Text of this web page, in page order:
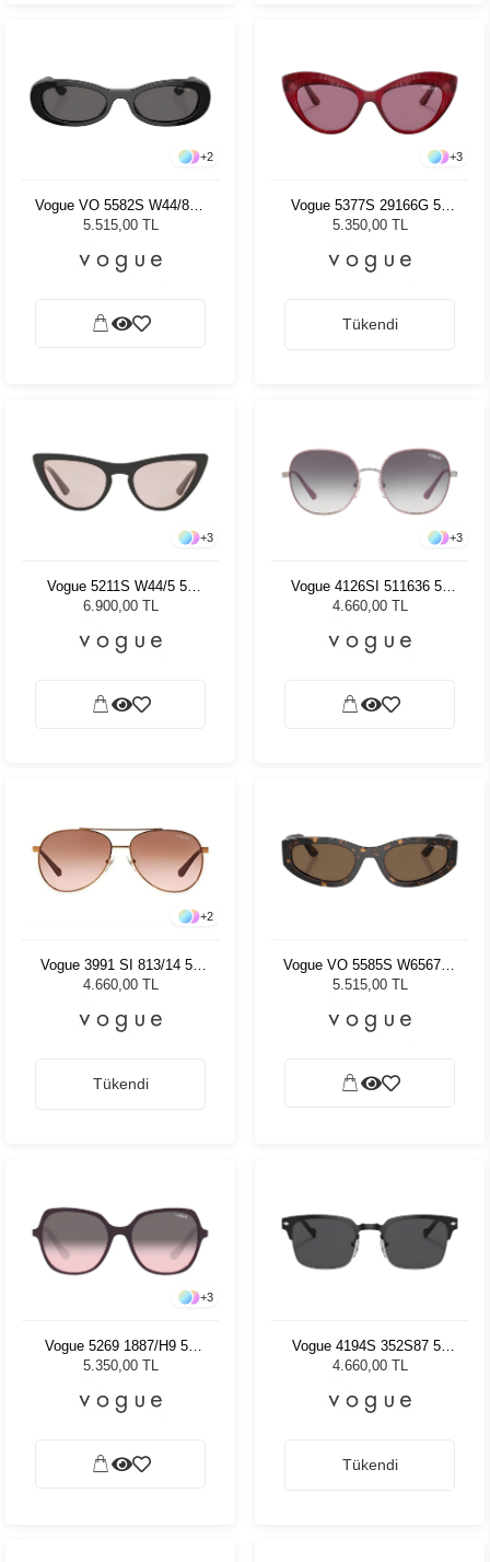
+2
Vogue VO 5582S W44/87 -
53 Kadın Güneş Gözlüğü
5.515,00 TL
+3
Vogue 5377S 29166G 52
Kadın Güneş Gözlüğü
5.350,00 TL
Tükendi
+3
Vogue 5211S W44/5 54
Kadın Güneş Gözlüğü
6.900,00 TL
+3
Vogue 4126SI 511636 56
Kadın Güneş Gözlüğü
4.660,00 TL
+2
Vogue 3991 SI 813/14 58
Kadın Güneş Gözlüğü
4.660,00 TL
Tükendi
Vogue VO 5585S W65673 -
54 Kadın Güneş Gözlüğü
5.515,00 TL
+3
Vogue 5269 1887/H9 56
Kadın Güneş Gözlüğü
5.350,00 TL
Vogue 4194S 352S87 52
Kadın Güneş Gözlüğü
4.660,00 TL
Tükendi